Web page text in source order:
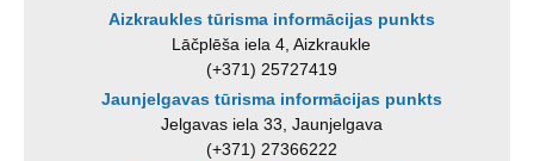
Aizkraukles tūrisma informācijas punkts
Lāčplēša iela 4, Aizkraukle
(+371) 25727419
Jaunjelgavas tūrisma informācijas punkts
Jelgavas iela 33, Jaunjelgava
(+371) 27366222